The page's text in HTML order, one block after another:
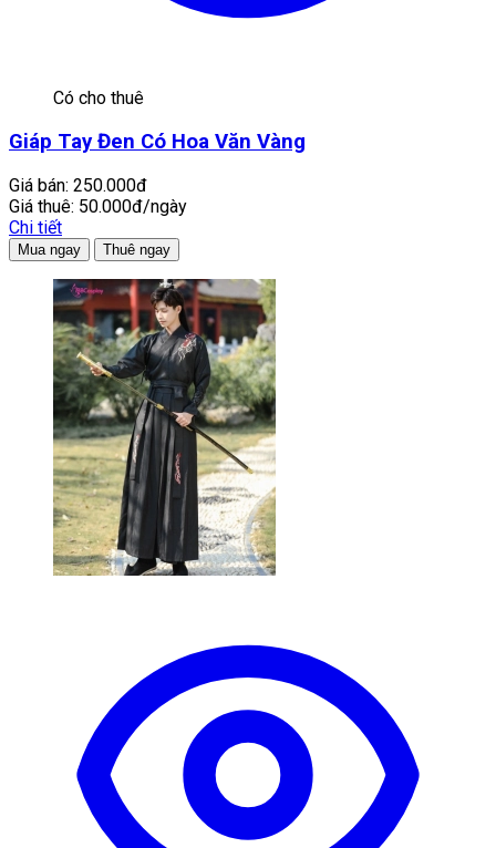
Có cho thuê
Giáp Tay Đen Có Hoa Văn Vàng
Giá bán: 250.000đ
Giá thuê: 50.000đ/ngày
Chi tiết
Mua ngay Thuê ngay